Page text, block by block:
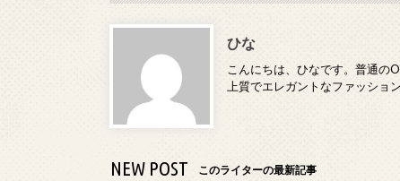
ひな
こんにちは、ひなです。普通の
上質でエレガントなファッショ
NEW POST このライターの最新記事